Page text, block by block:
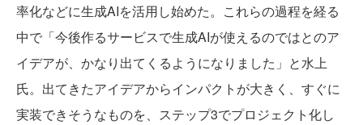
率化などに生成AIを活用し始めた。これらの過程を経る
中で「今後作るサービスで生成AIが使えるのではとのア
イデアが、かなり出てくるようになりました」と水上
氏。出てきたアイデアからインパクトが大きく、すぐに
実装できそうなものを、ステップ3でプロジェクト化し